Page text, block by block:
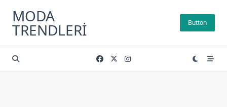
content
MODA
TRENDLERI Button